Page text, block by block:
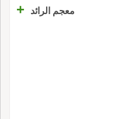
معجم الرائد +